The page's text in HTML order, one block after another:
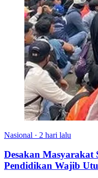
Nasional · 2 hari lalu
Desakan
Pendidikan Wajib